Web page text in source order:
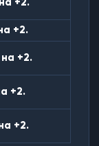
+2.
+2.
+2.
+2.